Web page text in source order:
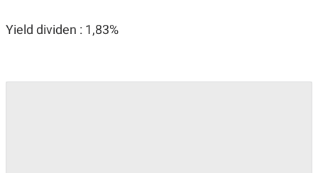
Yield dividen : 1,83%